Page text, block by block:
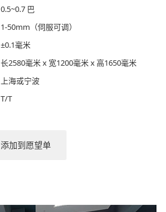
0.5~0.7 巴
1-50mm（伺服可调）
±0.1毫米
长2580毫米 x 宽1200毫米 x 高1650毫米
上海或宁波
T/T
添加到愿望单